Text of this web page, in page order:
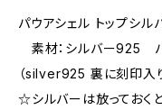
パウアシェル トップシ
素材：シルバー925
（silver925 裏に刻印入
☆シルバーは放っておく